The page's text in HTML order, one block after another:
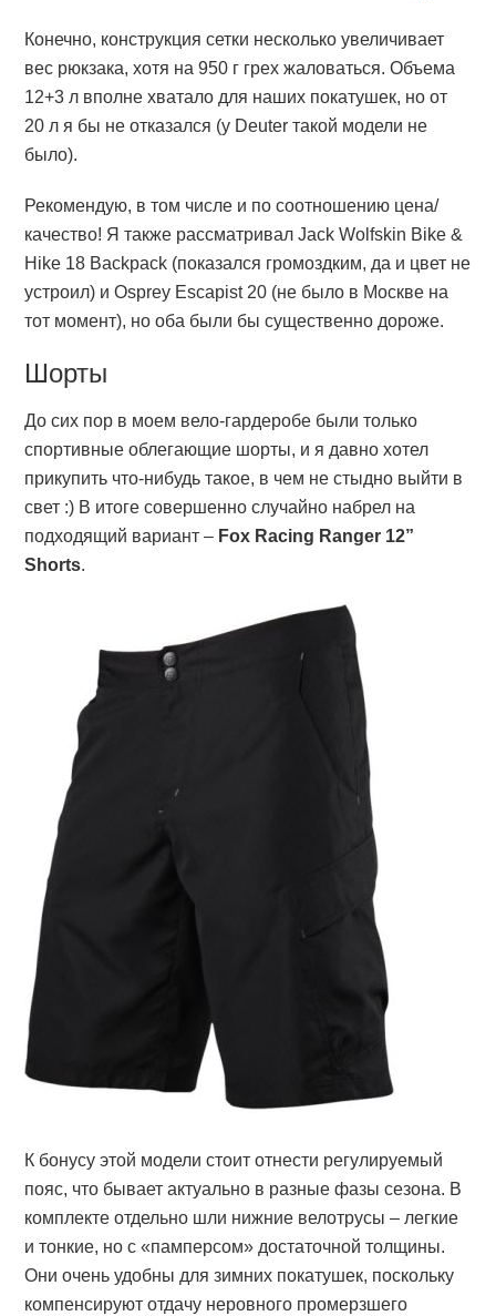
Конечно, конструкция сетки несколько увеличивает
вес рюкзака, хотя на 950 г грех жаловаться. Объема
12+3 л вполне хватало для наших покатушек, но от
20 л я бы не отказался (у Deuter такой модели не
было).
Рекомендую, в том числе и по соотношению цена/
качество! Я также рассматривал Jack Wolfskin Bike &
Hike 18 Backpack (показался громоздким, да и цвет не
устроил) и Osprey Escapist 20 (не было в Москве на
тот момент), но оба были бы существенно дороже.
Шорты
До сих пор в моем вело-гардеробе были только
спортивные облегающие шорты, и я давно хотел
прикупить что-нибудь такое, в чем не стыдно выйти в
свет :) В итоге совершенно случайно набрел на
подходящий вариант – Fox Racing Ranger 12”
Shorts.
К бонусу этой модели стоит отнести регулируемый
пояс, что бывает актуально в разные фазы сезона. В
комплекте отдельно шли нижние велотрусы – легкие
и тонкие, но с «памперсом» достаточной толщины.
Они очень удобны для зимних покатушек, поскольку
компенсируют отдачу неровного промерзшего